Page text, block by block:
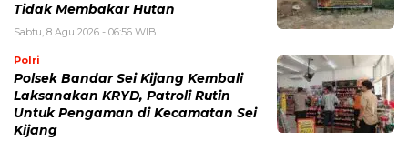
Tidak Membakar Hutan
Sabtu, 8 Agu 2026 - 06:56 WIB
Polri
Polsek Bandar Sei Kijang Kembali
Laksanakan KRYD, Patroli Rutin
Untuk Pengaman di Kecamatan Sei
Kijang